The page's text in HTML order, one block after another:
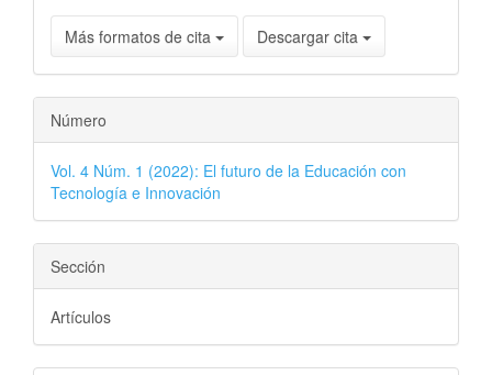
Más formatos de cita Descargar cita
Número
Vol. 4 Núm. 1 (2022): El futuro de la Educación con
Tecnología e Innovación
Sección
Artículos